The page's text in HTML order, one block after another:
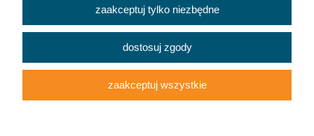
O nas
zaakceptuj tylko niezbędne
dostosuj zgody
zaakceptuj wszystkie